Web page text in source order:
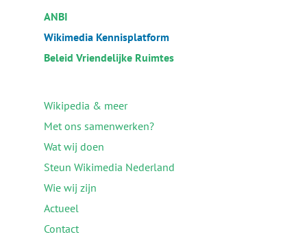
ANBI
Wikimedia Kennisplatform
Beleid Vriendelijke Ruimtes
Wikipedia & meer
Met ons samenwerken?
Wat wij doen
Steun Wikimedia Nederland
Wie wij zijn
Actueel
Contact